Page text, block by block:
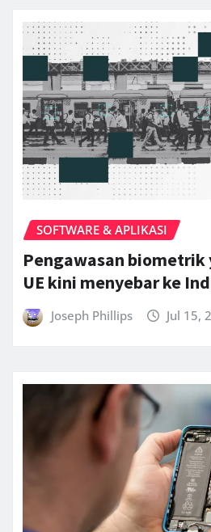
SOFTWARE & APLIKASI
Pengawasan biometrik
UE kini menyebar ke
Joseph Phillips Jul 15,